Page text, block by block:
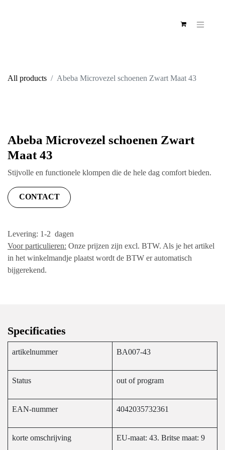
All products
Abeba Microvezel schoenen
Zwart Maat 43
Stijvolle en functionele klompen die de hele dag
comfort bieden.
Levering: 1-2 dagen
Voor particulieren:
Specificaties
artikelnummer BA007-43
Status out of program
EAN-nummer 4042035732361